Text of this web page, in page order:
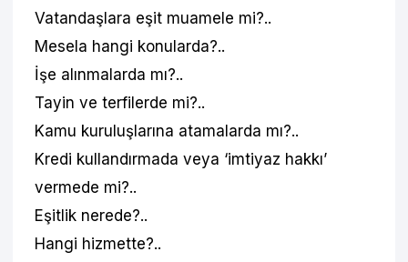
Vatandaşlara eşit muamele mi?..
Mesela hangi konularda?..
İşe alınmalarda mı?..
Tayin ve terfilerde mi?..
Kamu kuruluşlarına atamalarda mı?..
Kredi kullandırmada veya ‘imtiyaz hakkı’
vermede mi?..
Eşitlik nerede?..
Hangi hizmette?..